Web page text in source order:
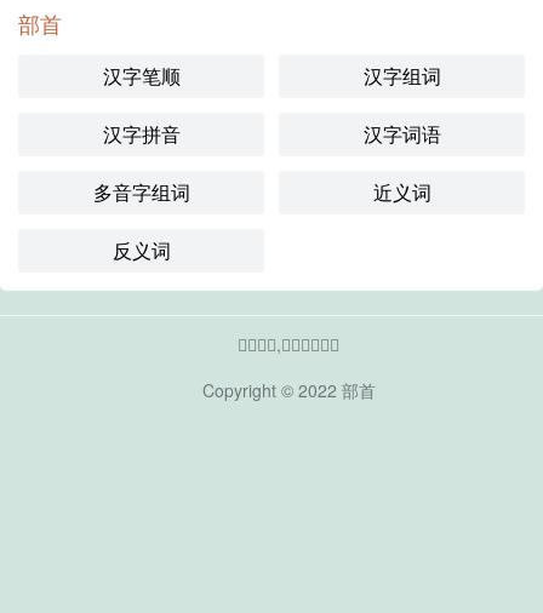
部首
汉字笔顺 汉字组词
汉字拼音 汉字词语
多音字组词 近义词
反义词
𠕄的部首,𠕄的偏旁部首
Copyright © 2022 部首